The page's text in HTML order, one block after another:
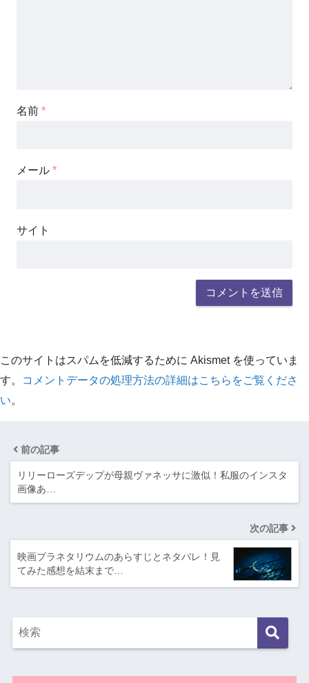
名前 *
メール *
サイト
このサイトはスパムを低減するために Akismet を使っていま
す。
コメントデータの処理方法の詳細はこちらをご覧くださ
い。
前の記事
リリーローズデップが母親ヴァネッサに激似！私服のインスタ
画像あ…
次の記事
映画プラネタリウムのあらすじとネタバレ！見
てみた感想を結末まで…